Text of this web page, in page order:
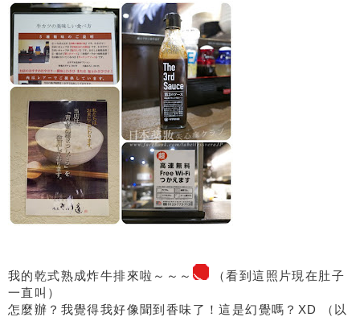
我的乾式熟成炸牛排來啦～～～
（看到這照片現在肚子
一直叫）
怎麼辦？我覺得我好像聞到香味了！這是幻覺嗎？XD （以